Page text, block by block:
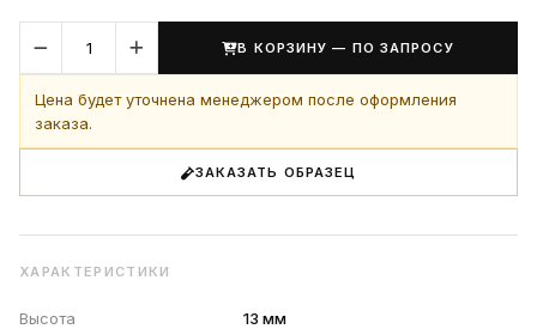
В КОРЗИНУ — ПО ЗАПРОСУ
Цена будет уточнена менеджером после оформления
заказа.
ЗАКАЗАТЬ ОБРАЗЕЦ
ХАРАКТЕРИСТИКИ
Высота 13 мм